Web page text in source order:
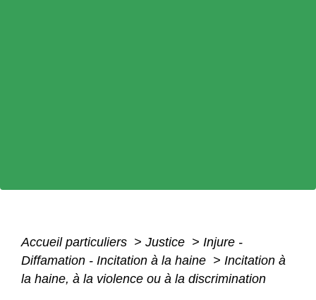
Accueil particuliers > Justice > Injure -
Diffamation - Incitation à la haine > Incitation à
la haine, à la violence ou à la discrimination